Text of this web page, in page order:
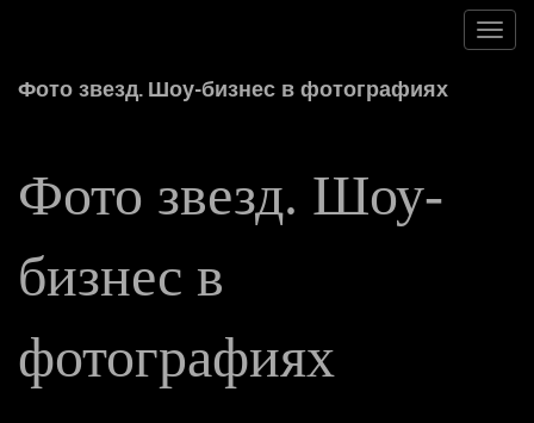
Фото звезд. Шоу-бизнес в фотографиях
Фото звезд. Шоу-
бизнес в
фотографиях